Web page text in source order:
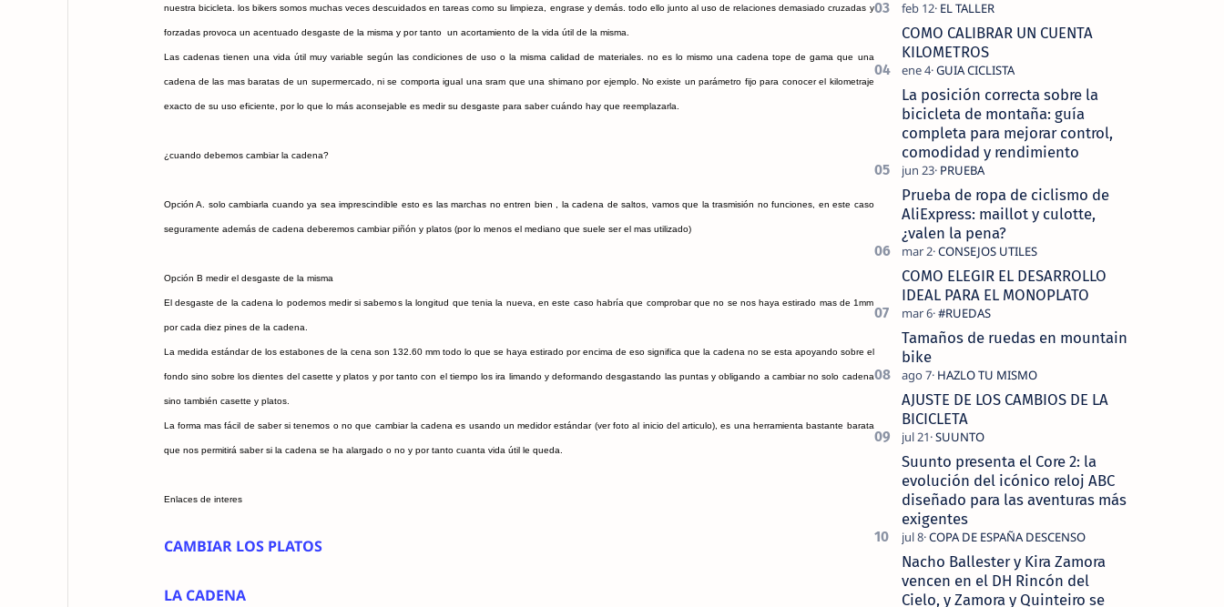
nuestra bicicleta. los bikers somos muchas veces descuidados en tareas como su limpieza, engrase y demás. todo ello junto al uso de relaciones demasiado cruzadas y
forzadas provoca un acentuado desgaste de la misma y por tanto un acortamiento de la vida útil de la misma.
Las cadenas tienen una vida útil muy variable según las condiciones de uso o la misma calidad de materiales. no es lo mismo una cadena tope de gama que una
cadena de las mas baratas de un supermercado, ni se comporta igual una sram que una shimano por ejemplo. No existe un parámetro fijo para conocer el kilometraje
exacto de su uso eficiente, por lo que lo más aconsejable es medir su desgaste para saber cuándo hay que reemplazarla.
¿cuando debemos cambiar la cadena?
Opción A. solo cambiarla cuando ya sea imprescindible esto es las marchas no entren bien , la cadena de saltos, vamos que la trasmisión no funciones, en este caso
seguramente además de cadena deberemos cambiar piñón y platos (por lo menos el mediano que suele ser el mas utilizado)
Opción B medir el desgaste de la misma
El desgaste de la cadena lo podemos medir si sabemos la longitud que tenia la nueva, en este caso habría que comprobar que no se nos haya estirado mas de 1mm
por cada diez pines de la cadena.
La medida estándar de los estabones de la cena son 132.60 mm todo lo que se haya estirado por encima de eso significa que la cadena no se esta apoyando sobre el
fondo sino sobre los dientes del casette y platos y por tanto con el tiempo los ira limando y deformando desgastando las puntas y obligando a cambiar no solo cadena
sino también casette y platos.
La forma mas fácil de saber si tenemos o no que cambiar la cadena es usando un medidor estándar (ver foto al inicio del articulo), es una herramienta bastante barata
que nos permitirá saber si la cadena se ha alargado o no y por tanto cuanta vida útil le queda.
Enlaces de interes
CAMBIAR LOS PLATOS
LA CADENA
COMO CALIBRAR UN CUENTA
KILOMETROS
La posición correcta sobre la
bicicleta de montaña: guía
completa para mejorar control,
comodidad y rendimiento
Prueba de ropa de ciclismo de
AliExpress: maillot y culotte,
¿valen la pena?
COMO ELEGIR EL DESARROLLO
IDEAL PARA EL MONOPLATO
Tamaños de ruedas en mountain
bike
AJUSTE DE LOS CAMBIOS DE LA
BICICLETA
Suunto presenta el Core 2: la
evolución del icónico reloj ABC
diseñado para las aventuras más
exigentes
Nacho Ballester y Kira Zamora
vencen en el DH Rincón del
Cielo, y Zamora y Quinteiro se